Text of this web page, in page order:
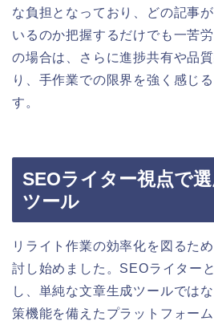
な負担となっており、どの記事
いるのか把握するだけでも一苦
の場合は、さらに進捗共有や品
り、手作業での限界を強く感じ
す。
SEOライター視点で
ツール
リライト作業の効率化を図るた
討し始めました。SEOライター
し、単純な文章生成ツールでは
策機能を備えたプラットフォー